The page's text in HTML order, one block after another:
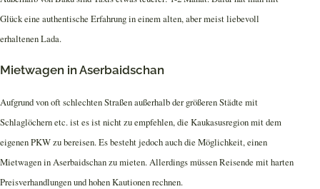
Glück eine authentische Erfahrung in einem alten, aber meist liebevoll
erhaltenen Lada.
Mietwagen in Aserbaidschan
Aufgrund von oft schlechten Straßen außerhalb der größeren Städte mit
Schlaglöchern etc. ist es ist nicht zu empfehlen, die Kaukasusregion mit dem
eigenen PKW zu bereisen. Es besteht jedoch auch die Möglichkeit, einen
Mietwagen in Aserbaidschan zu mieten. Allerdings müssen Reisende mit harten
Preisverhandlungen und hohen Kautionen rechnen.